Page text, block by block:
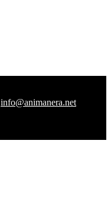
info@animanera.net